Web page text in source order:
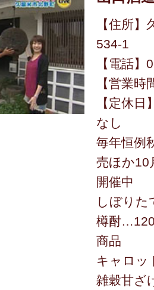
【住所
534-1
【電話
【営業
【定休
なし
毎年恒例
売ほか10
開催中
しぼり
樽酎
商品
キャロッ
雑穀甘ざ